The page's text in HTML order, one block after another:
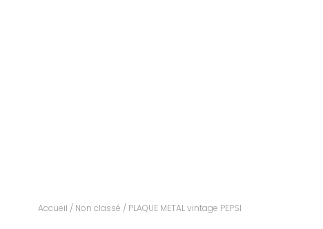
Accueil / Non classé / PLAQUE METAL vintage PEPSI